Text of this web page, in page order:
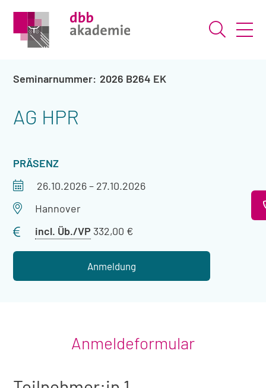
Suche
2026 B264 EK
AG HPR
VERANSTALTUNGSART
PRÄSENZ
Veranstaltungszeitraum
26.10.2026– 27.10.2026
Veranstaltungsort
Hannover
incl. Üb./VP Preis
Übernachtung
332,00 €
Anmeldung
Anmeldeformular